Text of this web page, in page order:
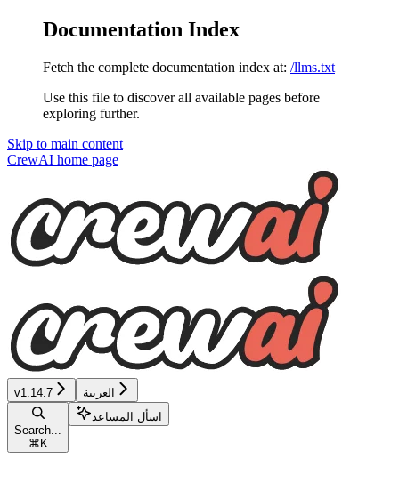
Documentation Index
Fetch the complete documentation index at: /llms.txt
Use this file to discover all available pages before
exploring further.
Skip to main content
CrewAI home page
v1.14.7 العربية
Search...
⌘ K
اسأل المساعد